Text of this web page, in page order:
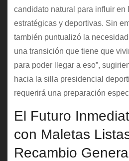
candidato natural para influir en
estratégicas y deportivas. Sin
también puntualizó la
una transición que tiene que
para poder llegar a eso”,
hacia la silla presidencial
requerirá una preparación
El Futuro
con Maletas
Recambio